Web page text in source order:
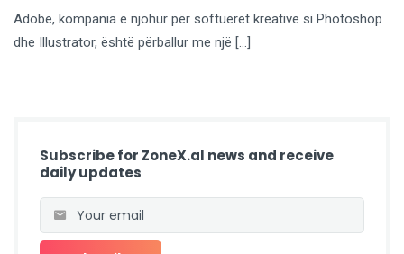
Adobe, kompania e njohur për softueret kreative si Photoshop
dhe Illustrator, është përballur me një […]
Subscribe for ZoneX.al news and receive
daily updates